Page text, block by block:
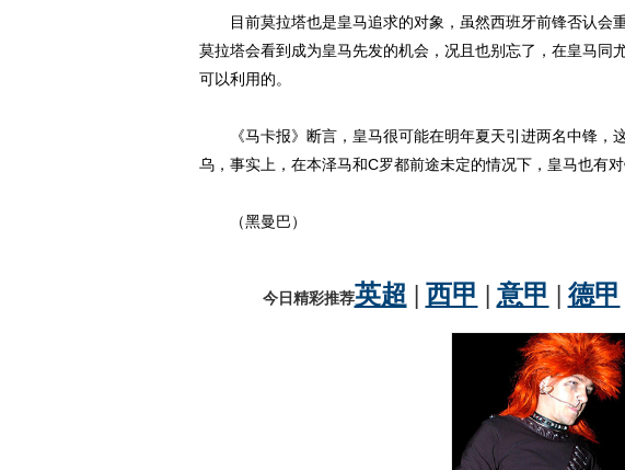
目前莫拉塔也是皇马追求的对象，虽然西班牙前锋否认会重
莫拉塔会看到成为皇马先发的机会，况且也别忘了，在皇马同
可以利用的。
《马卡报》断言，皇马很可能在明年夏天引进两名中锋，
乌，事实上，在本泽马和C罗都前途未定的情况下，皇马也有对
（黑曼巴）